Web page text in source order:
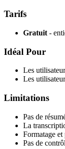
Tarifs
Gratuit -
Idéal Pour
Les
Les
Limitations
Pas de
La
Formatage
Pas de